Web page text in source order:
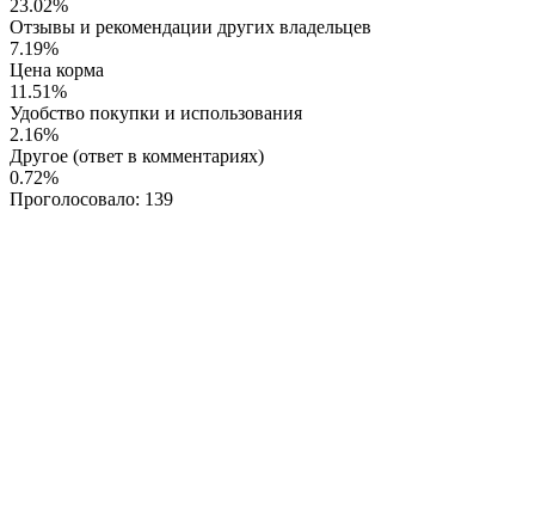
23.02%
Отзывы и рекомендации других владельцев
7.19%
Цена корма
11.51%
Удобство покупки и использования
2.16%
Другое (ответ в комментариях)
0.72%
Проголосовало: 139